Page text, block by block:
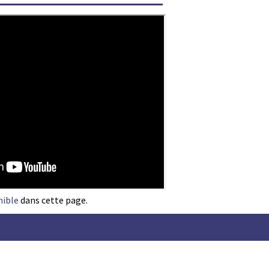
dans cette page.